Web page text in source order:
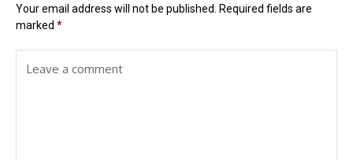
Your email address will not be published.
Required fields are
marked *